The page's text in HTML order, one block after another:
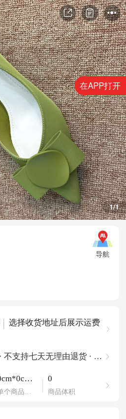
在APP打开
1/1
导航
| 选择收货地址后展示运费
支持七天无理由退货 · 一
个商品尺
0
商品体积